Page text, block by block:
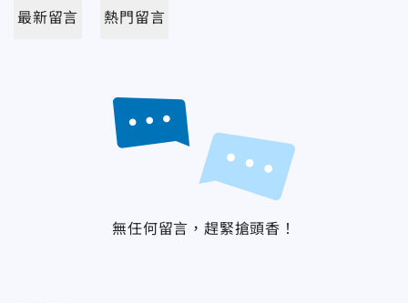
最新留言 熱門留言
無任何留言，趕緊搶頭香！